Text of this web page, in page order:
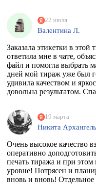
22 июля
Валентина Л.
Заказала этикетки в
ответила мне в чате,
файл и помогла выбрать
дней мой тираж уже был
удивила качеством и
довольна результатом.
19 марта
Никита
Очень высокое качество
оперативно
печать тиража и при
уровне! Потрясен и
вновь и вновь!